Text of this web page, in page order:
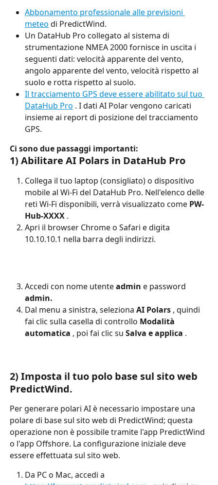
Abbonamento professionale alle previsioni
meteo di PredictWind.
Un DataHub Pro collegato al sistema di
strumentazione NMEA 2000 fornisce in uscita i
seguenti dati: velocità apparente del vento,
angolo apparente del vento, velocità rispetto al
suolo e rotta rispetto al suolo.
Il tracciamento GPS deve essere abilitato sul tuo
DataHub Pro . I dati AI Polar vengono caricati
insieme ai report di posizione del tracciamento
GPS.
Ci sono due passaggi importanti:
1) Abilitare AI Polars in DataHub Pro
Collega il tuo laptop (consigliato) o dispositivo
mobile al Wi-Fi del DataHub Pro. Nell'elenco delle
reti Wi-Fi disponibili, verrà visualizzato come PW-
Hub-XXXX .
Apri il browser Chrome o Safari e digita
10.10.10.1 nella barra degli indirizzi.
Accedi con nome utente admin e password
admin.
Dal menu a sinistra, seleziona AI Polars , quindi
fai clic sulla casella di controllo Modalità
automatica , poi fai clic su Salva e applica .
2) Imposta il tuo polo base sul sito web
PredictWind.
Per generare polari AI è necessario impostare una
polare di base sul sito web di PredictWind; questa
operazione non è possibile tramite l'app PredictWind
o l'app Offshore. La configurazione iniziale deve
essere effettuata sul sito web.
Da PC o Mac, accedi a